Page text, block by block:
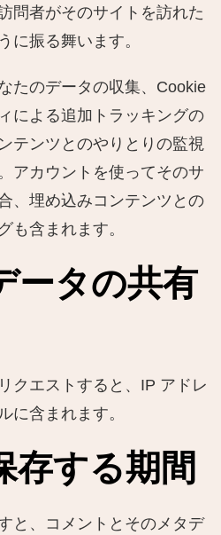
問者がそのサイトを訪れた
に振る舞います。
たのデータの収集、Cookie
による追加トラッキングの
テンツとのやりとりの監視
アカウントを使ってそのサ
、埋め込みコンテンツとの
も含まれます。
ータの共有
クエストすると、IP アドレ
に含まれます。
存する期間
と、コメントとそのメタデ